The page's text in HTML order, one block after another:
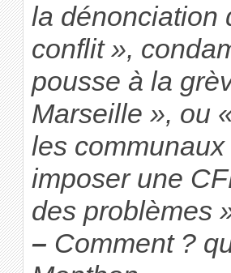
la dénonciation
conflit »,
pousse à la
Marseille », ou
les communaux
imposer une
des problèmes
– Comment ?